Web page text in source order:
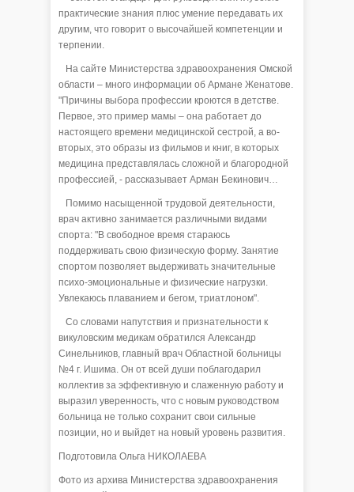
практические знания плюс умение передавать их
другим, что говорит о высочайшей компетенции и
терпении.
На сайте Министерства здравоохранения Омской
области – много информации об Армане Женатове.
"Причины выбора профессии кроются в детстве.
Первое, это пример мамы – она работает до
настоящего времени медицинской сестрой, а во-
вторых, это образы из фильмов и книг, в которых
медицина представлялась сложной и благородной
профессией, - рассказывает Арман Бекинович…
Помимо насыщенной трудовой деятельности,
врач активно занимается различными видами
спорта: "В свободное время стараюсь
поддерживать свою физическую форму. Занятие
спортом позволяет выдерживать значительные
психо-эмоциональные и физические нагрузки.
Увлекаюсь плаванием и бегом, триатлоном".
Со словами напутствия и признательности к
викуловским медикам обратился Александр
Синельников, главный врач Областной больницы
№4 г. Ишима. Он от всей души поблагодарил
коллектив за эффективную и слаженную работу и
выразил уверенность, что с новым руководством
больница не только сохранит свои сильные
позиции, но и выйдет на новый уровень развития.
Подготовила Ольга НИКОЛАЕВА
Фото из архива Министерства здравоохранения